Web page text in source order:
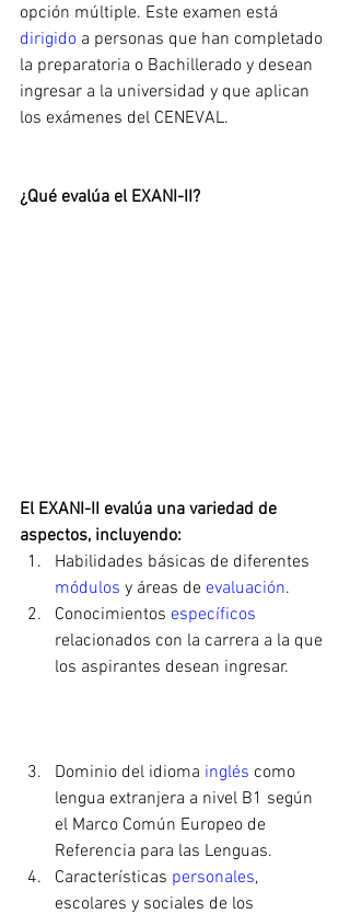
opción múltiple. Este examen está
dirigido a personas que han completado
la preparatoria o Bachillerado y desean
ingresar a la universidad y que aplican
los exámenes del CENEVAL.
¿Qué evalúa el EXANI-II?
El EXANI-II evalúa una variedad de
aspectos, incluyendo:
Habilidades básicas de diferentes
módulos y áreas de evaluación.
Conocimientos específicos
relacionados con la carrera a la que
los aspirantes desean ingresar.
Dominio del idioma inglés como
lengua extranjera a nivel B1 según
el Marco Común Europeo de
Referencia para las Lenguas.
Características personales,
escolares y sociales de los